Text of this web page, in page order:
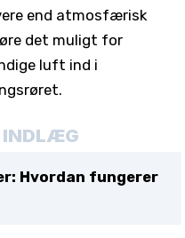
end atmosfærisk
det muligt for
luft ind i
INDLÆG
Hvordan fungerer